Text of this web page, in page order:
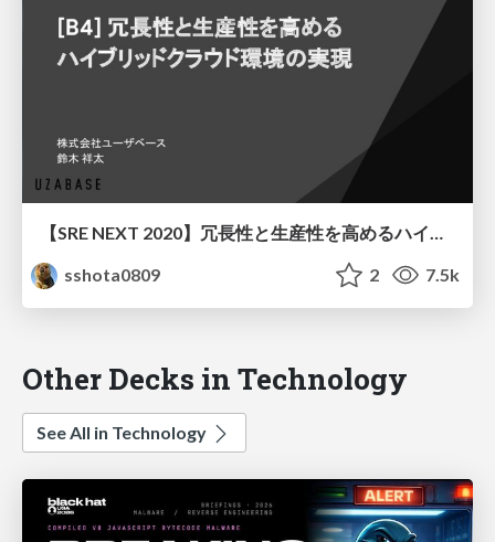
【SRE NEXT 2020】冗長性と生産性を高めるハイブリッドクラウド環境の実現
sshota0809
2 7.5k
Other Decks in Technology
See All in Technology